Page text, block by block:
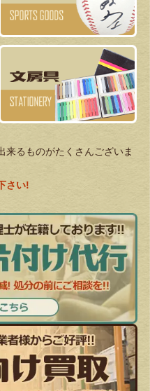
来るものがたくさんございま
さい!